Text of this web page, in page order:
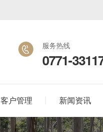
服务热线
0771-
客户管理 新闻资讯